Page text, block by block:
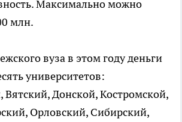
Максимально можно
млн.
вуза в этом году деньги
университетов:
Вятский, Донской, Костромской,
Орловский, Сибирский,